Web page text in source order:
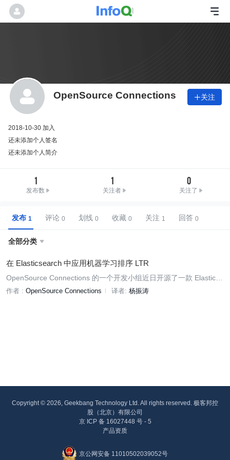
OpenSource Connections 关注
2018-10-30 加入
还未添加个人签名
还未添加个人简介
1
发布数
1
关注者
0
关注了
发布 评论 划线 收藏 关注 回答
全部分类 
在 Elasticsearch 中应用机器学习排序 LTR
OpenSource Connections 的一个开发小组近日开源了一款 Elasticse
arch 插件，把 LTR（Learning to Rank）带到了 Elasticsearch 中，
作者 : OpenSource Connections 译者: 杨振涛
Copyright © 2026, Geekbang Technology Ltd. All rights reserved. 极客邦控
股（北京）有限公司
京 ICP 备 16027448 号 - 5
产品资质
京公网安备 11010502039052号